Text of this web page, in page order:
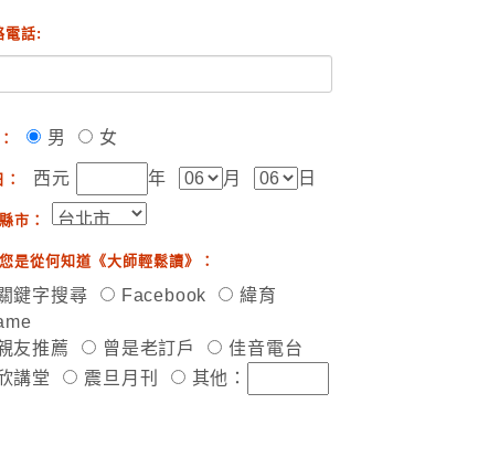
電話:
男 女
西元 年 月 日
市：
是從何知道《大師輕鬆讀》：
鍵字搜尋 Facebook
緯育
友推薦
曾是老訂戶
佳音電台
講堂
震旦月刊 其他：